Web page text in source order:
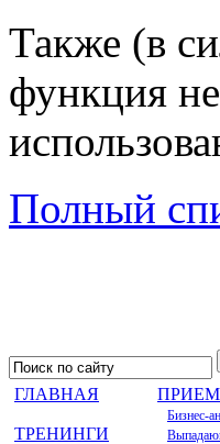
Также (в
функция
Полный
ГЛАВНАЯ
ТРЕНИНГИ
Бизнес-